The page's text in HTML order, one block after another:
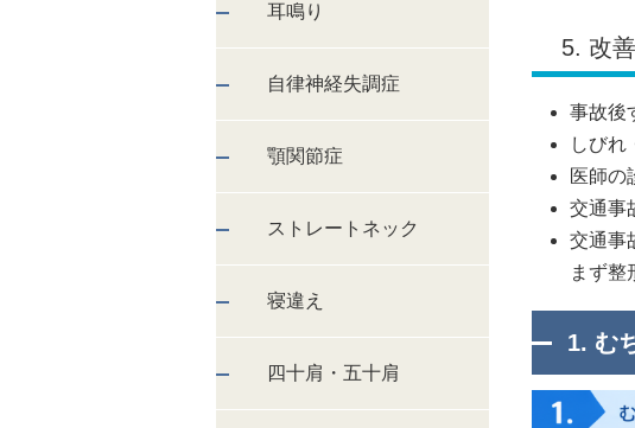
耳鳴り
自律神経失調症
顎関節症
ストレートネック
寝違え
四十肩・五十肩
5. 改
事故後
しびれ
医師の
交通事
交通事
まず整
1. む